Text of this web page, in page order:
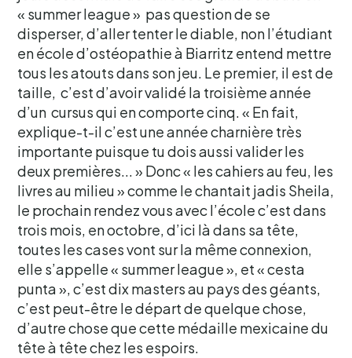
« summer league » pas question de se
disperser, d’aller tenter le diable, non l’étudiant
en école d’ostéopathie à Biarritz entend mettre
tous les atouts dans son jeu. Le premier, il est de
taille, c’est d’avoir validé la troisième année
d’un cursus qui en comporte cinq. « En fait,
explique-t-il c’est une année charnière très
importante puisque tu dois aussi valider les
deux premières... » Donc « les cahiers au feu, les
livres au milieu » comme le chantait jadis Sheila,
le prochain rendez vous avec l’école c’est dans
trois mois, en octobre, d’ici là dans sa tête,
toutes les cases vont sur la même connexion,
elle s’appelle « summer league », et « cesta
punta », c’est dix masters au pays des géants,
c’est peut-être le départ de quelque chose,
d’autre chose que cette médaille mexicaine du
tête à tête chez les espoirs.